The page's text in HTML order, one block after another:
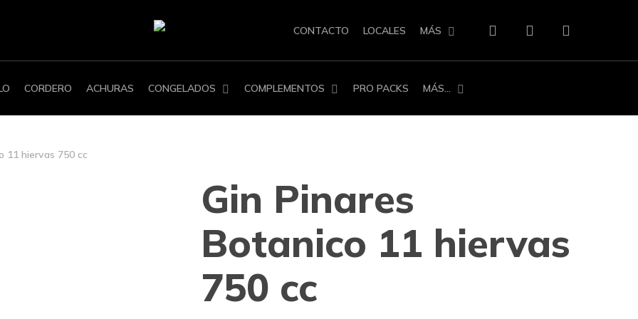
CONTACTO LOCALES MÁS
CORDERO ACHURAS CONGELADOS COMPLEMENTOS PRO PACKS MÁS…
11 hiervas 750 cc
Gin Pinares
Botanico 11 hiervas
750 cc